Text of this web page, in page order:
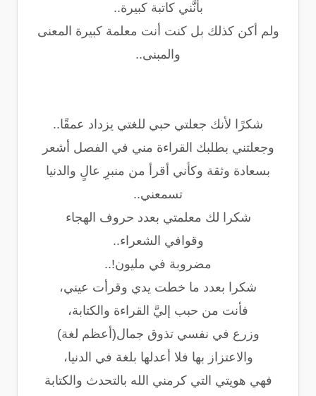
بأنَّني كاتبة كبيرة..
ولم أكن كذلك بل كنت أنت معلمة كبيرة المعنى
والمبنى..
شكرًا لأنك جعلتي حبي للغتي يزداد عمقًا..
وجعلتني بطلبك القراءة مني في الفصل أشعر
بسعادة وثقة وكأني أقرأ من منبرِِ عالٍ والدنيا
تسمعني..
شكرا لك معلمتي بعدد حروف الهجاء
وقوافي الشعراء..
مضروبة في مليون!..
شكرا بعدد ما خطت يدي وقرأت عيني،
فأنت من حبب إليَّ القراءة والكتابة،
وزرع في نفسي تذوق جمال(أعظم لغة)
والاعتزاز بها فلا أعدلها بلغة في الدنيا،
فهي هويتي التي كرمني الله بالتحدث والكتابة